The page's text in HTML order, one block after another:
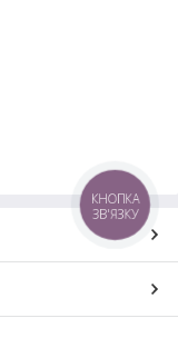
КНОПКА
ЗВ'ЯЗКУ